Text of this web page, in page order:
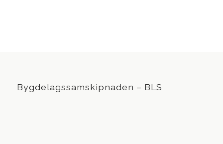
Bygdelagssamskipnaden – BLS